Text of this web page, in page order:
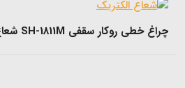
چراغ خطی روکار سقفی SH-1811M شعاع